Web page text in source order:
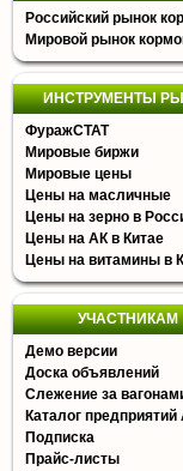
Российский рынок
Мировой рынок
ИНСТРУМЕНТЫ
ФуражСТАТ
Мировые биржи
Мировые цены
Цены на масличные
Цены на зерно в
Цены на АК в Китае
Цены на витамины в
УЧАСТНИКАМ
Демо версии
Доска объявлений
Слежение за
Каталог
Подписка
Прайс-листы